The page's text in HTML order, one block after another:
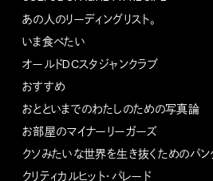
あの人のリーディングリスト。
いま食べたい
オールドDCスタジャンクラブ
おすすめ
おとといまでのわたしのための写真論
お部屋のマイナーリーガーズ
クソみたいな世界を生き抜くためのパ
クリティカルヒット・パレード